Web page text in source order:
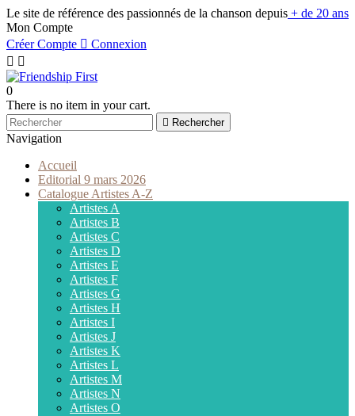
Le site de référence des passionnés de la chanson depuis + de 20 ans
Mon Compte
Créer Compte  Connexion
 
0
There is no item in your cart.
 Rechercher
Navigation
Accueil
Editorial 9 mars 2026
Catalogue Artistes A-Z
Artistes A
Artistes B
Artistes C
Artistes D
Artistes E
Artistes F
Artistes G
Artistes H
Artistes I
Artistes J
Artistes K
Artistes L
Artistes M
Artistes N
Artistes O